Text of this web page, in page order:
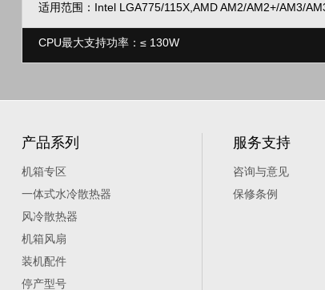
适用范围：Intel LGA775/115X,AMD AM2/AM2+/AM3/
CPU最大支持功率：≤ 130W
产品系列
机箱专区
一体式水冷散热器
风冷散热器
机箱风扇
装机配件
停产型号
服务支持
咨询与意见
保修条例